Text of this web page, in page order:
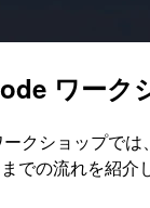
ワーク
クショップで
での流れを紹介